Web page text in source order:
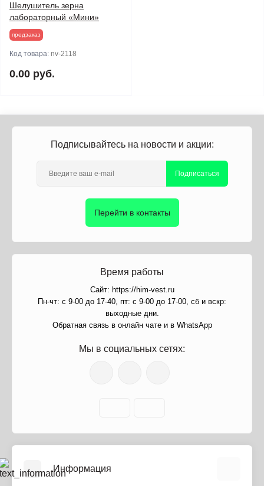
Шелушитель зерна
лабораторный «Мини»
предзаказ
Код товара: nv-2118
0.00 руб.
Подписывайтесь на новости и акции:
Подписаться
Перейти в контакты
Время работы
Сайт: https://him-vest.ru
Пн-чт: с 9-00 до 17-40, пт: с 9-00 до 17-00, сб и вскр:
выходные дни.
Обратная связь в онлайн чате и в WhatsApp
Мы в социальных сетях:
Информация